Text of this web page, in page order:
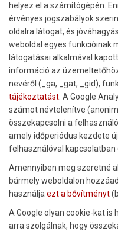
helyez el a számítógépén.
érvényes jogszabályok
oldalra látogat, és
weboldal egyes funkcióinak
látogatásai alkalmával
információ az
nevéről (_ga, _gat, _gid),
tájékoztatást . A Google
számot névtelenítve
összekapcsolni a
amely időperiódus kezdete
felhasználóval kapcsolatban
Amennyiben meg szeretné
bármely weboldalon
használja ezt a bővítményt
A Google olyan cookie-kat is
arra szolgálnak, hogy